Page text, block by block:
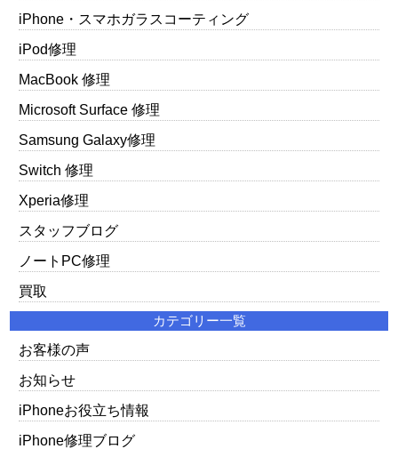
iPhone・スマホガラスコーティング
iPod修理
MacBook 修理
Microsoft Surface 修理
Samsung Galaxy修理
Switch 修理
Xperia修理
スタッフブログ
ノートPC修理
買取
カテゴリー一覧
お客様の声
お知らせ
iPhoneお役立ち情報
iPhone修理ブログ